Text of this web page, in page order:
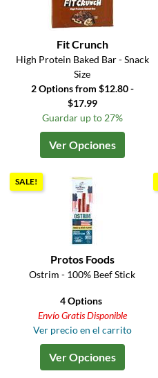
Fit Crunch
High Protein Baked Bar - Snack
Size
2 Options from $12.80 -
$17.99
Guardar up to 27%
Ver Opciones
SALE!
Protos Foods
Ostrim - 100% Beef Stick
4 Options
Envío Gratis Disponible
Ver precio en el carrito
Ver Opciones